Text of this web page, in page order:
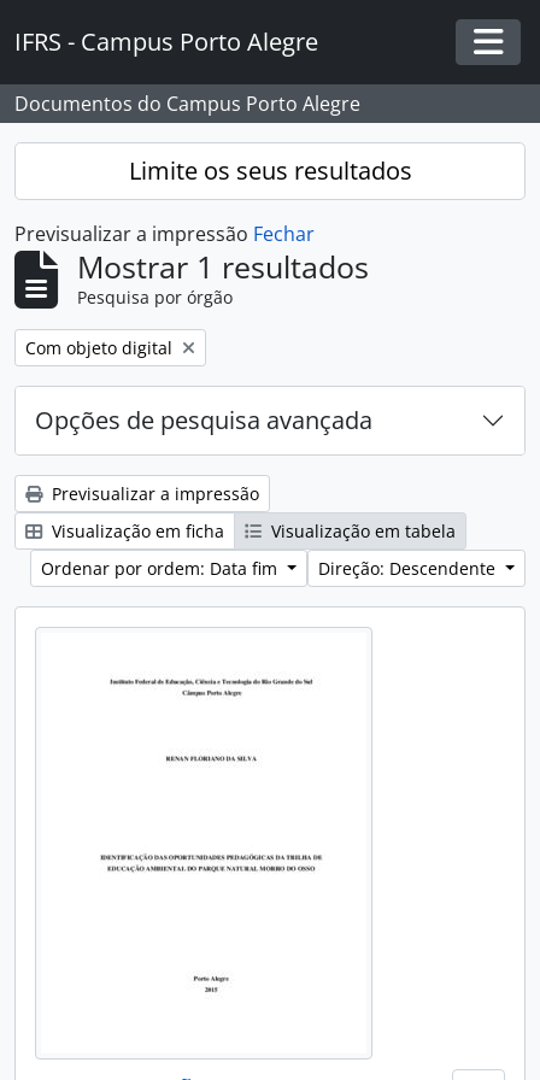
IFRS - Campus Porto Alegre
Documentos do Campus Porto Alegre
Limite os seus resultados
Previsualizar a impressão Fechar
Mostrar 1 resultados
Pesquisa por órgão
Remover filtro:
Com objeto digital
Opções de pesquisa avançada
Previsualizar a impressão
Visualização em ficha
Visualização em tabela
Ordenar por ordem: Data fim
Direção: Descendente